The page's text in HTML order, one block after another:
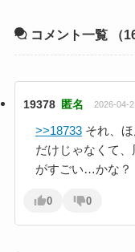
コメント一覧 （
19378 匿名 2026-04-
>>18733それ、ほ
だけじゃなくて
がすごい…かな？
0 0